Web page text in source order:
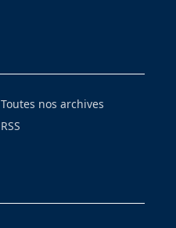
Toutes nos archives
RSS